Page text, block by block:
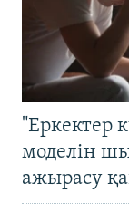
"Еркектер
моделін
ажырасу